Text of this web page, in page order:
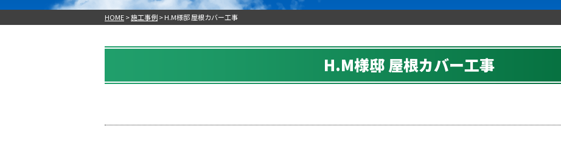
HOME>施工事例>H.M様邸 屋根カバー工事
H.M様邸 屋根カバー工事